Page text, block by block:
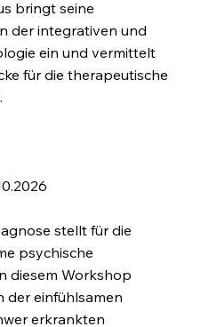
bringt seine
der integrativen und
ein und vermittelt
für die therapeutische
stellt für die
psychische
diesem Workshop
der einfühlsamen
erkrankten